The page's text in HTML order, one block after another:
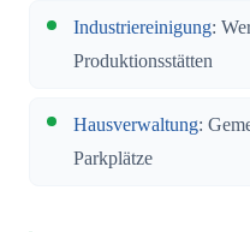
Industriereinigung:
Produktionsstätten
Hausverwaltung:
Parkplätze